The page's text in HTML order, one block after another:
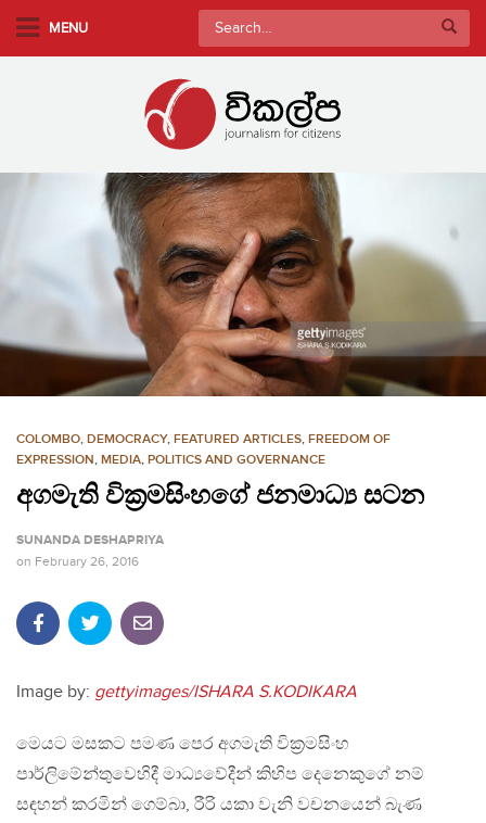
m
n
e
MENU
Search
for:
COLOMBO, DEMOCRACY, FEATURED ARTICLES, FREEDOM OF
EXPRESSION, MEDIA, POLITICS AND GOVERNANCE
අගමැති වික්‍රමසිංහගේ ජනමාධ්‍ය සටන
SUNANDA DESHAPRIYA
on February 26, 2016
Image by: gettyimages/ISHARA S.KODIKARA
මෙයට මසකට පමණ පෙර අගමැති වික්‍රමසිංහ
පාර්ලිමේන්තුවෙහිදී මාධ්‍යවේදීන් කිහිප දෙනෙකුගේ නම්
සඳහන් කරමින් ගෙම්බා, රීරි යකා වැනි වචනයෙන් බැණ